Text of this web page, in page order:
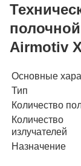
Airmotiv
Основные
Тип
Количество
Количество
излучателей
Назначение